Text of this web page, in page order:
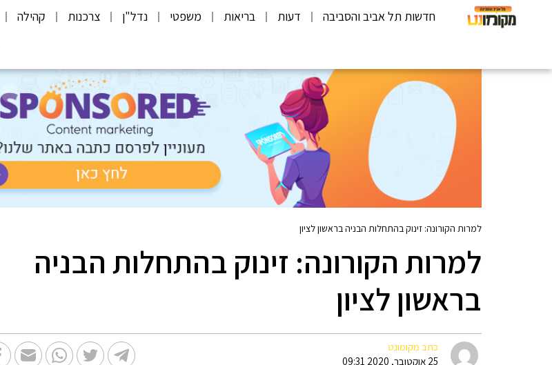
חדשות תל אביב והסביבה דעות בריאות משפטי נדל"ן צרכנות קהילה
למרות הקורונה: זינוק בהתחלות הבניה בראשון לציון
למרות הקורונה: זינוק בהתחלות הבניה
בראשון לציון
כתב מקומונט
25 אוקטובר, 2020 09:31